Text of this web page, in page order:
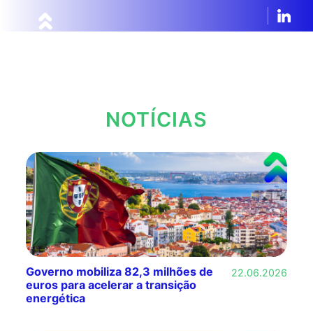
NOTÍCIAS
Governo mobiliza 82,3 milhões de
euros para acelerar a transição
energética
22.06.2026